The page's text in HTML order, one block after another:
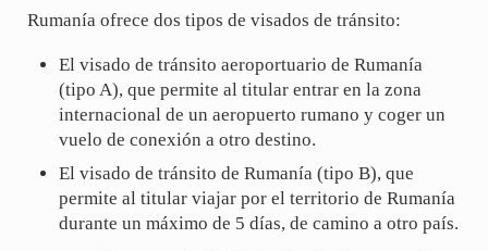
Rumanía ofrece dos tipos de visados de tránsito:
El visado de tránsito aeroportuario de Rumanía
(tipo A), que permite al titular entrar en la zona
internacional de un aeropuerto rumano y coger un
vuelo de conexión a otro destino.
El visado de tránsito de Rumanía (tipo B), que
permite al titular viajar por el territorio de Rumanía
durante un máximo de 5 días, de camino a otro país.